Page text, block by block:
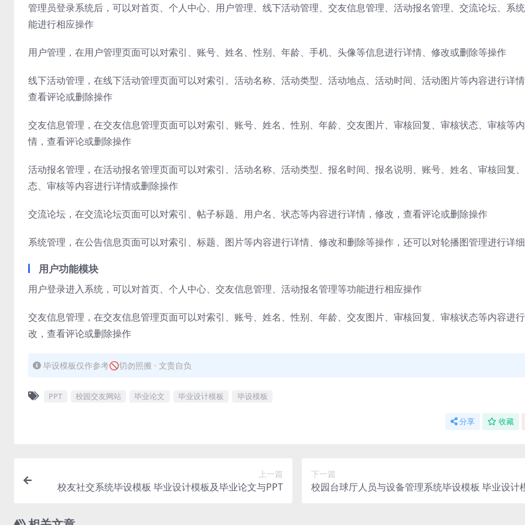
管理员登录系统后，可以对首页、个人中心、用户管理、线下活动管理、交友信息管理、活动报名管理、交流论坛、系
能进行相应操作
用户管理，在用户管理页面可以对索引、账号、姓名、性别、年龄、手机、头像等信息进行详情、修改或删除等操作
线下活动管理，在线下活动管理页面可以对索引、活动名称、活动类型、活动地点、活动时间、活动图片等内容进行详
查看评论或删除操作
交友信息管理，在交友信息管理页面可以对索引、账号、姓名、性别、年龄、交友图片、审核回复、审核状态、审核等
情，查看评论或删除操作
活动报名管理，在活动报名管理页面可以对索引、活动名称、活动类型、报名时间、报名说明、账号、姓名、审核回复
态、审核等内容进行详情或删除操作
交流论坛，在交流论坛页面可以对索引、帖子标题、用户名、状态等内容进行详情，修改，查看评论或删除操作
系统管理，在公告信息页面可以对索引、标题、图片等内容进行详情、修改和删除等操作，还可以对轮播图管理进行详
用户功能模块
用户登录进入系统，可以对首页、个人中心、交友信息管理、活动报名管理等功能进行相应操作
交友信息管理，在交友信息管理页面可以对索引、账号、姓名、性别、年龄、交友图片、审核回复、审核状态等内容进
改，查看评论或删除操作
毕设模板仅作参考🚫切勿照搬 · 文责自负
PPT 校园交友网站 毕业论文 毕业设计模板 毕设模板
分享 收藏
上一篇
校友社交系统毕设模板 毕业设计模板及毕业论文与PPT
下一篇
校园台球厅人员与设备管理系统毕设模板 毕业设计